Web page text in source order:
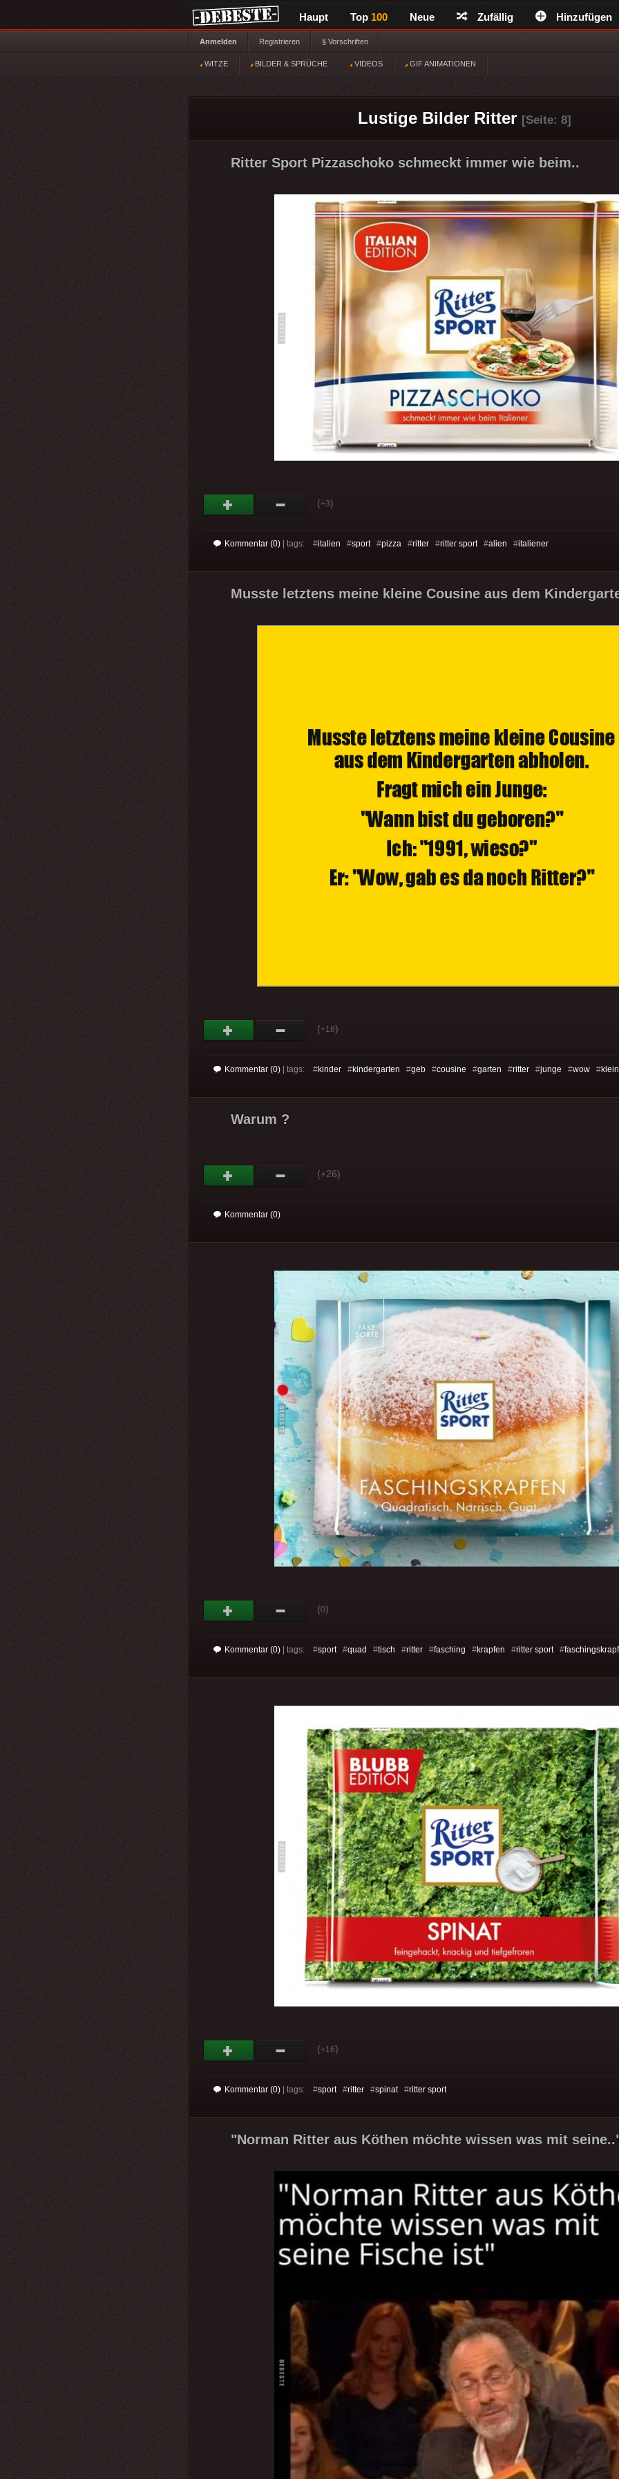
Haupt Top 100 Neue Zufällig Hinzufügen
Anmelden Registrieren § Vorschriften
WITZE BILDER & SPRÜCHE VIDEOS GIF ANIMATIONEN
Lustige Bilder Ritter [Seite: 8]
Ritter Sport Pizzaschoko schmeckt immer wie beim..
(+3)
Kommentar (0) | tags: #italien #sport#pizza #ritter #ritter sport#alien #italiener
Musste letztens meine kleine Cousine aus dem
(+18)
Kommentar (0) | tags: #kinder #kindergarten #geb #cousine #garten #ritter #junge #wow #klein
Warum ?
(+26)
Kommentar (0)
(0)
Kommentar (0) | tags: #sport#quad #tisch #ritter #fasching #krapfen #ritter sport#
(+16)
Kommentar (0) | tags: #sport#ritter #spinat#ritter sport
"Norman Ritter aus Köthen möchte wissen was mit